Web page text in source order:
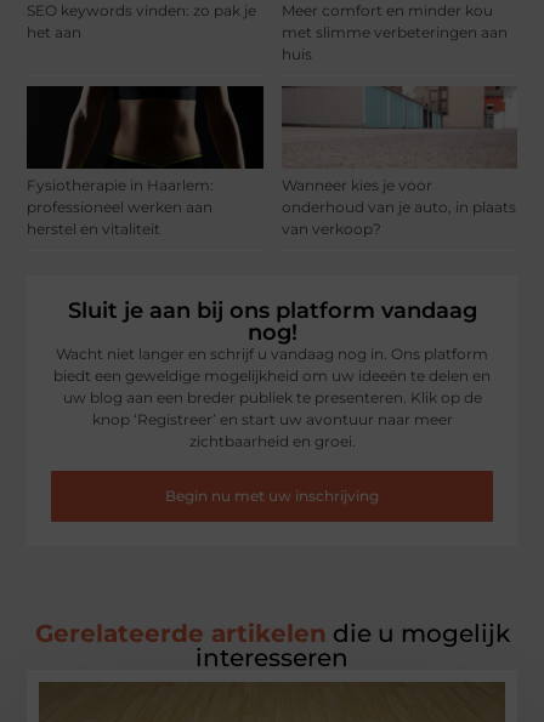
SEO keywords vinden: zo pak je
het aan
Meer comfort en minder kou
met slimme verbeteringen aan
huis
Fysiotherapie in Haarlem:
professioneel werken aan
herstel en vitaliteit
Wanneer kies je voor
onderhoud van je auto, in plaats
van verkoop?
Sluit je aan bij ons platform vandaag
nog!
Wacht niet langer en schrijf u vandaag nog in. Ons platform
biedt een geweldige mogelijkheid om uw ideeën te delen en
uw blog aan een breder publiek te presenteren. Klik op de
knop ‘Registreer’ en start uw avontuur naar meer
zichtbaarheid en groei.
Begin nu met uw inschrijving
Gerelateerde artikelen die u mogelijk
interesseren